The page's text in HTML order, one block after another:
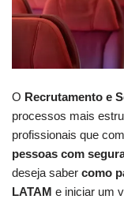
O Recrutamento e
processos mais
profissionais que
pessoas com
deseja saber como
LATAM e iniciar um